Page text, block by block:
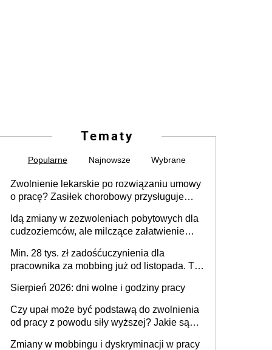
Tematy
Popularne Najnowsze Wybrane
Zwolnienie lekarskie po rozwiązaniu umowy
o pracę? Zasiłek chorobowy przysługuje
dni od ustania stosunku pracy
Idą zmiany w zezwoleniach pobytowych dla
cudzoziemców, ale milczące załatwienie
Min. 28 tys. zł zadośćuczynienia dla
pracownika za mobbing już od listopada. To
zespołu
Sierpień 2026: dni wolne i godziny pracy
Czy upał może być podstawą do zwolnienia
od pracy z powodu siły wyższej? Jakie są
Zmiany w mobbingu i dyskryminacji w pracy